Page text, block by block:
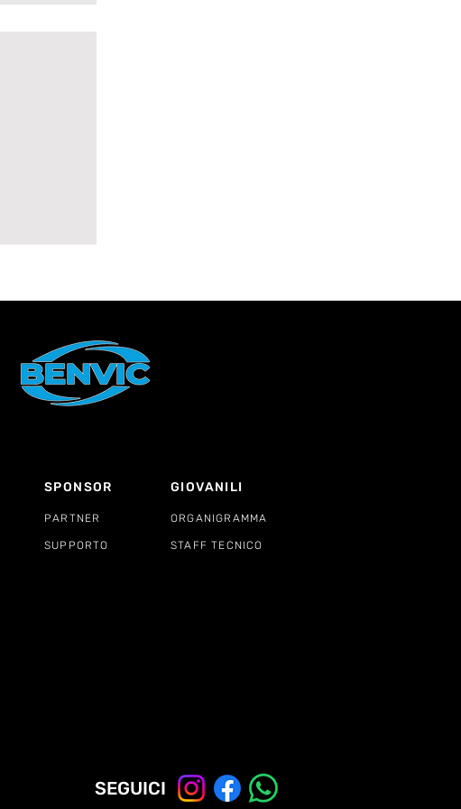
SPONSOR
PARTNER
SUPPORTO
GIOVANILI
ORGANIGRAMMA
STAFF TECNICO
SEGUICI